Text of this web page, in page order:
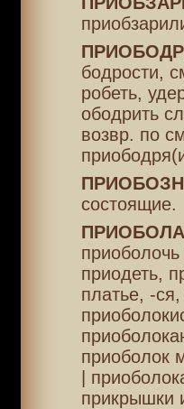
бодрости,
робеть,
ободрить
возвр. по
состоящие.
приоболочь
приодеть,
платье, -
приоболок
|
прикрышки